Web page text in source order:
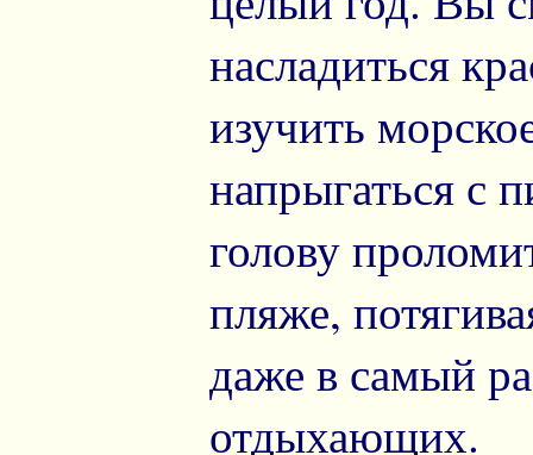
насладиться
изучить
напрыгаться с
голову
пляже,
даже в самый
отдыхающих.